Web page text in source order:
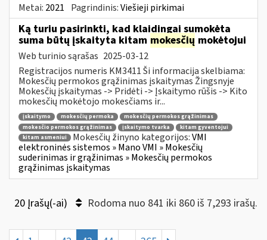
Metai: 2021 Pagrindinis:Viešieji pirkimai
Ką turiu pasirinkti, kad klaidingai sumokėta
suma būtų įskaityta kitam mokesčių mokėtojui
Web turinio sąrašas 2025-03-12
Registracijos numeris KM3411 Ši informacija skelbiama:
Mokesčių permokos grąžinimas įskaitymas Žingsnyje
Mokesčių įskaitymas -> Pridėti -> Įskaitymo rūšis -> Kito
mokesčių mokėtojo mokesčiams ir...
įskaitymo mokesčių permoka
mokesčių permokos grąžinimas
mokesčio permokos grąžinimas
įskaitymo tvarka
kitam gyventojui
kitam asmeniui
Mokesčių žinyno kategorijos:VMI
elektroninės sistemos » Mano VMI » Mokesčių
suderinimas ir grąžinimas » Mokesčių permokos
grąžinimas įskaitymas
20 Įrašų(-ai) Rodoma nuo 841 iki 860 iš 7,293 irašų.